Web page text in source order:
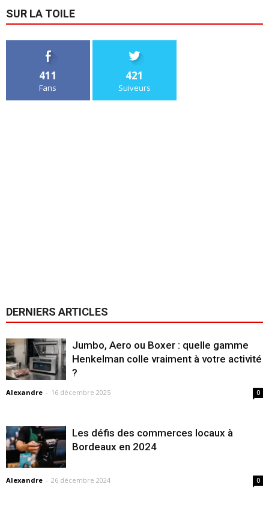
SUR LA TOILE
411
Fans
421
Suiveurs
DERNIERS ARTICLES
Jumbo, Aero ou Boxer : quelle gamme
Henkelman colle vraiment à votre activité
?
Alexandre - 16 décembre 2025 0
Les défis des commerces locaux à
Bordeaux en 2024
Alexandre - 26 décembre 2024 0